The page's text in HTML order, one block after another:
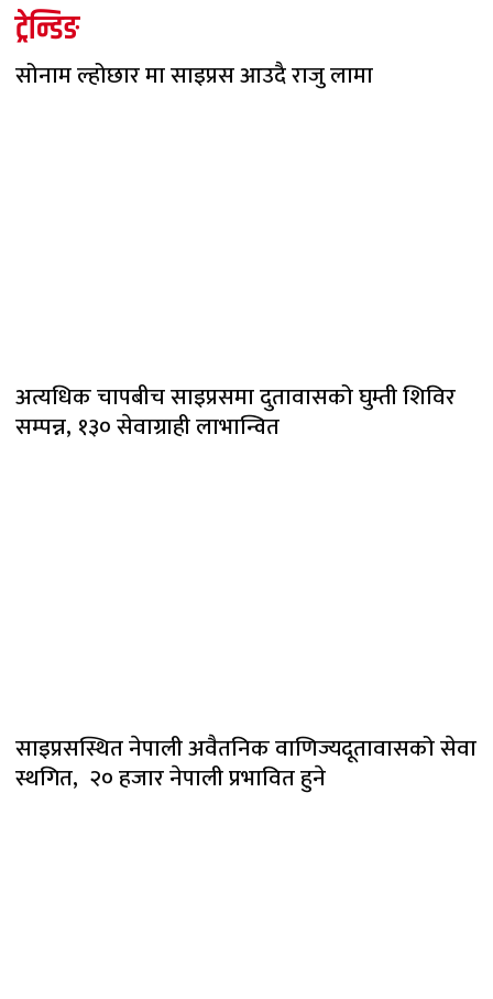
ट्रेन्डिङ
सोनाम ल्होछार मा साइप्रस आउदै राजु लामा
अत्यधिक चापबीच साइप्रसमा दुतावासको घुम्ती शिविर
सम्पन्न, १३० सेवाग्राही लाभान्वित
साइप्रसस्थित नेपाली अवैतनिक वाणिज्यदूतावासको सेवा
स्थगित, २० हजार नेपाली प्रभावित हुने